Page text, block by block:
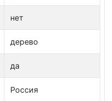
нет
дерево
да
Россия